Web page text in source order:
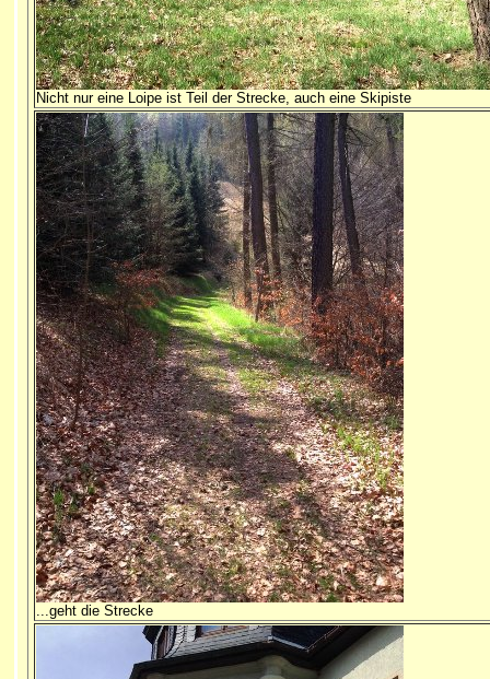
Nicht nur eine Loipe ist Teil der Strecke, auch eine Skipiste
...geht die Strecke